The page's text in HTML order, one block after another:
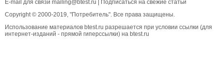
E-mail для связи mailing@btest.ru
Подписаться на свежие статьи
Copyright © 2000-2019, "Потребитель". Все права защищены.
Использование материалов btest.ru разрешается при условии ссылки (для
интернет-изданий - прямой гиперссылки) на btest.ru